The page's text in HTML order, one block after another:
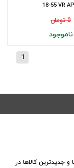
18-55 VR
0 تومان
ناموجود
1
جدیدترین کالاها در